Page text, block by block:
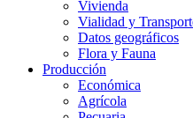
Vivienda
Vialidad y
Datos geográficos
Flora y Fauna
Producción
Económica
Agrícola